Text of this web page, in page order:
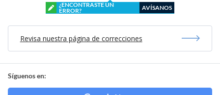
¿ENCONTRASTE UN
ERROR?
AVÍSANOS
Revisa nuestra página de correcciones
Síguenos en: